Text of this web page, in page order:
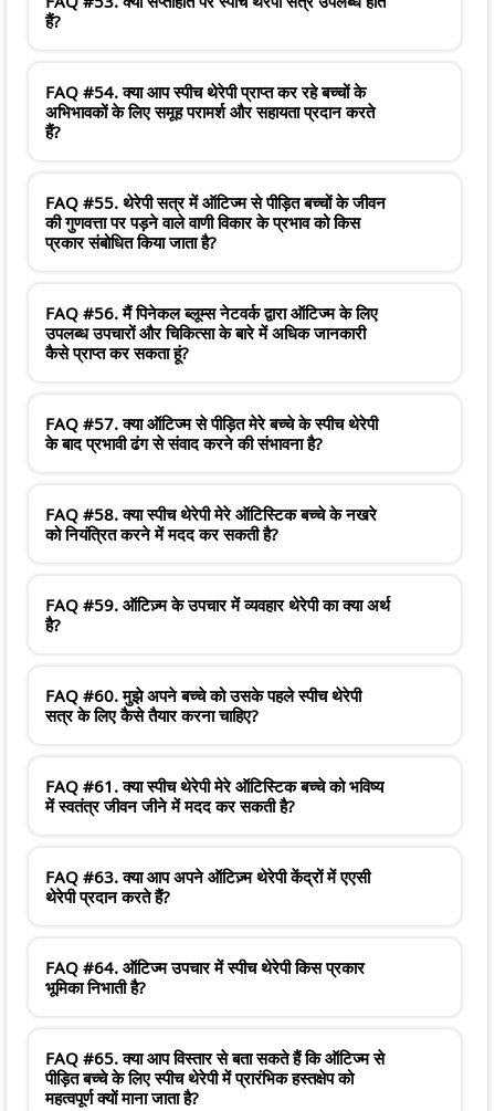
हैं?
FAQ #54. क्या आप स्पीच थेरेपी प्राप्त कर रहे बच्चों के
अभिभावकों के लिए समूह परामर्श और सहायता प्रदान करते
हैं?
FAQ #55. थेरेपी सत्र में ऑटिज्म से पीड़ित बच्चों के जीवन
की गुणवत्ता पर पड़ने वाले वाणी विकार के प्रभाव को किस
प्रकार संबोधित किया जाता है?
FAQ #56. मैं पिनेकल ब्लूम्स नेटवर्क द्वारा ऑटिज्म के लिए
उपलब्ध उपचारों और चिकित्सा के बारे में अधिक जानकारी
कैसे प्राप्त कर सकता हूं?
FAQ #57. क्या ऑटिज्म से पीड़ित मेरे बच्चे के स्पीच थेरेपी
के बाद प्रभावी ढंग से संवाद करने की संभावना है?
FAQ #58. क्या स्पीच थेरेपी मेरे ऑटिस्टिक बच्चे के नखरे
को नियंत्रित करने में मदद कर सकती है?
FAQ #59. ऑटिज़्म के उपचार में व्यवहार थेरेपी का क्या अर्थ
है?
FAQ #60. मुझे अपने बच्चे को उसके पहले स्पीच थेरेपी
सत्र के लिए कैसे तैयार करना चाहिए?
FAQ #61. क्या स्पीच थेरेपी मेरे ऑटिस्टिक बच्चे को भविष्य
में स्वतंत्र जीवन जीने में मदद कर सकती है?
FAQ #63. क्या आप अपने ऑटिज़्म थेरेपी केंद्रों में एएसी
थेरेपी प्रदान करते हैं?
FAQ #64. ऑटिज्म उपचार में स्पीच थेरेपी किस प्रकार
भूमिका निभाती है?
FAQ #65. क्या आप विस्तार से बता सकते हैं कि ऑटिज्म से
पीड़ित बच्चे के लिए स्पीच थेरेपी में प्रारंभिक हस्तक्षेप को
महत्वपूर्ण क्यों माना जाता है?